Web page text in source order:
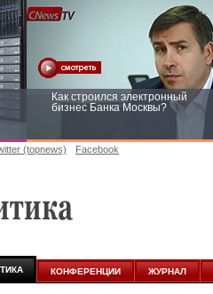
Как строился электронный
бизнес Банка Москвы?
(topnews) Facebook
КОНФЕРЕНЦИИ ЖУРНАЛ